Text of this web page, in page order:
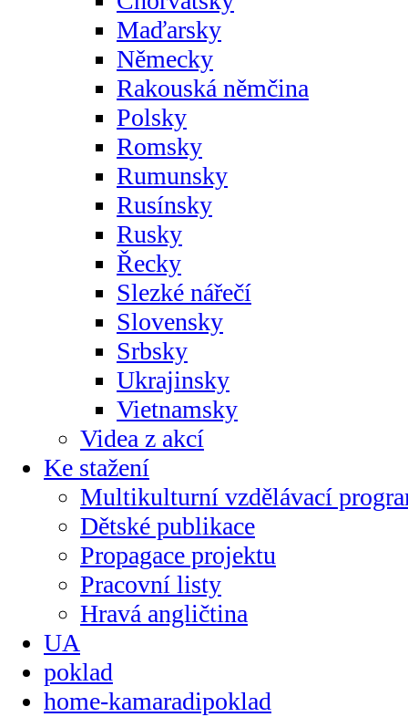
Maďarsky
Německy
Rakouská němčina
Polsky
Romsky
Rumunsky
Rusínsky
Rusky
Řecky
Slezké nářečí
Slovensky
Srbsky
Ukrajinsky
Vietnamsky
Videa z akcí
Ke stažení
Multikulturní vzdělávací
Dětské publikace
Propagace projektu
Pracovní listy
Hravá angličtina
UA
poklad
home-kamaradipoklad